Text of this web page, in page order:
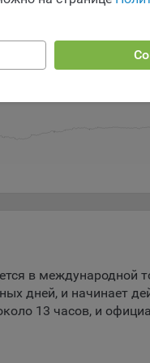
файлы cookie для
на сторонних веб-
сторонних веб-сайтах.
Общество
выбор
на сайте субъекты
Июль 23 Июль 27
в международной
дней, и начинает
13 часов, и